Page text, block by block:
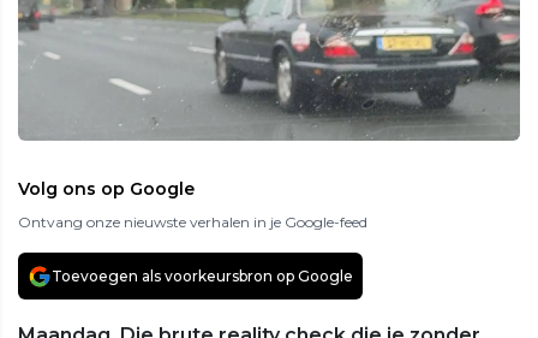
Volg ons op Google
Ontvang onze nieuwste verhalen in je Google-feed
Toevoegen als voorkeursbron op Google